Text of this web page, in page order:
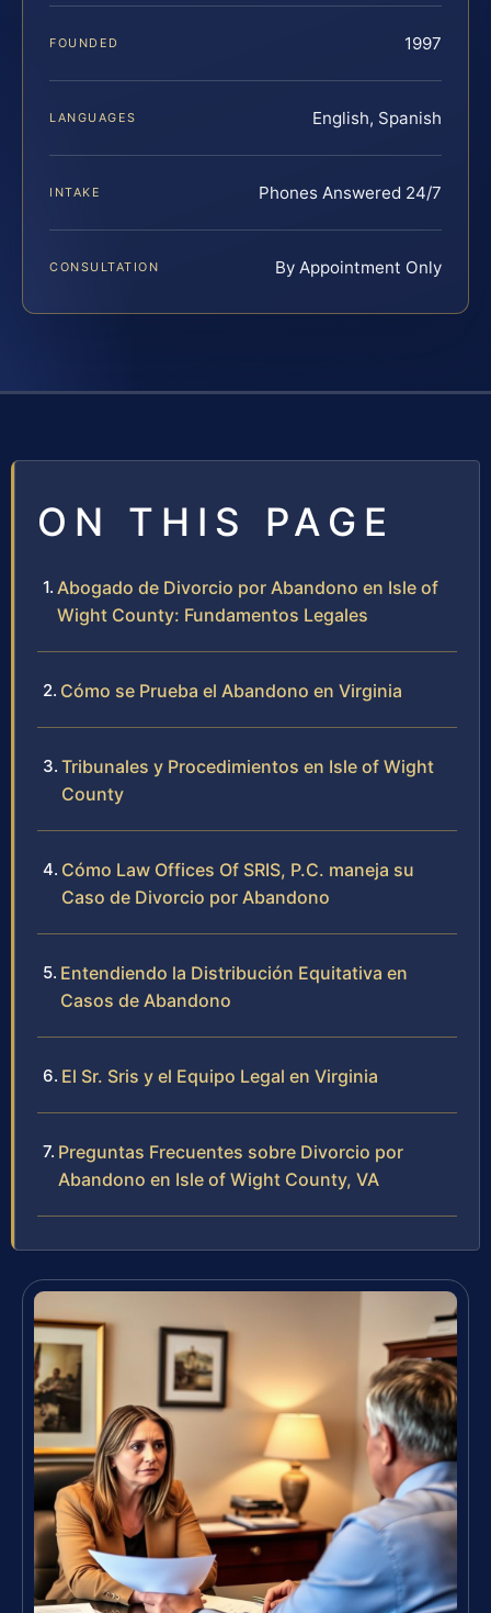
FOUNDED 1997
LANGUAGES English, Spanish
INTAKE Phones Answered 24/7
CONSULTATION By Appointment Only
ON THIS PAGE
Abogado de Divorcio por Abandono en Isle of
Wight County: Fundamentos Legales
Cómo se Prueba el Abandono en Virginia
Tribunales y Procedimientos en Isle of Wight
County
Cómo Law Offices Of SRIS, P.C. maneja su
Caso de Divorcio por Abandono
Entendiendo la Distribución Equitativa en
Casos de Abandono
El Sr. Sris y el Equipo Legal en Virginia
Preguntas Frecuentes sobre Divorcio por
Abandono en Isle of Wight County, VA